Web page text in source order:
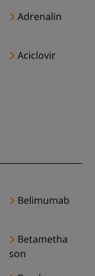
Adrenalin
Aciclovir
Belimumab
Betametha
son